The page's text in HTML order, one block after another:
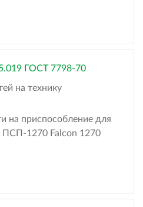
ГОСТ 7798-70
на технику
на приспособление для
ПСП-1270 Falcon 1270